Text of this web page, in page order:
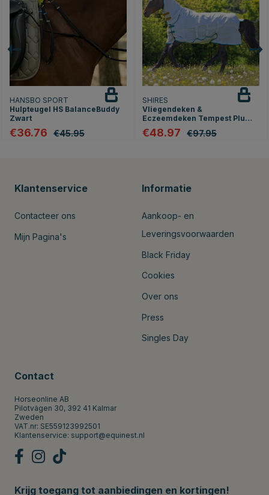
HANSBO SPORT
Hulpteugel HS BalanceBuddy
Zwart
€36.76 €45.95
SHIRES
Vliegendeken &
Eczeemdeken Tempest Plus
Wit
€48.97 €97.95
Klantenservice
Contacteer ons
Mijn Pagina's
Informatie
Aankoop- en
Leveringsvoorwaarden
Black Friday
Cookies
Over ons
Press
Singles Day
Contact
Horseonline AB
Pilotvägen 30, 392 41 Kalmar
Zweden
VAT.nr: SE559123992501
Klantenservice: support@equinest.nl
Krijg toegang tot aanbiedingen en kortingen!